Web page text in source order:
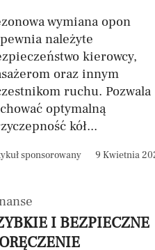
wymiana opon
należyte
kierowcy,
oraz innym
ruchu. Pozwala
optymalną
kół...
sponsorowany 9 Kwietnia
I BEZPIECZNE